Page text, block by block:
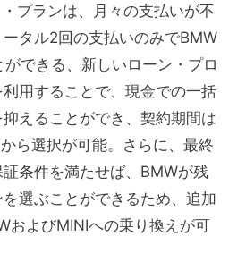
プランは、月々の支払いが不
タル2回の支払いのみでBMW
できる、新しいローン・プロ
用することで、現金での一括
えることができ、契約期間は
ら選択が可能。さらに、最終
条件を満たせば、BMWが残
選ぶことができるため、追加
およびMINIへの乗り換えが可